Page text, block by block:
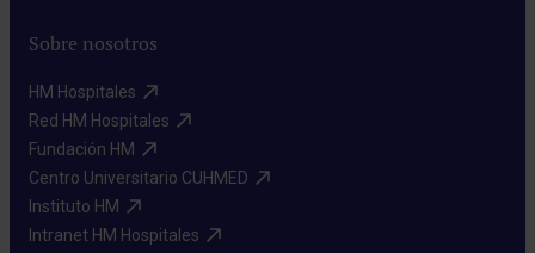
Sobre nosotros
HM Hospitales​
Red HM Hospitales​
Fundación HM​
Centro Universitario CUHMED​
Instituto HM​
Intranet HM Hospitales​